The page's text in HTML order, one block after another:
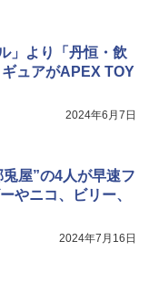
」より「丹恒・飲
ュアがAPEX TOY
2024年6月7日
兎屋”の4人が早速フ
やニコ、ビリー、
2024年7月16日